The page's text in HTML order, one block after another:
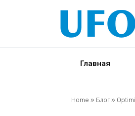
Главная
Home » Блог»